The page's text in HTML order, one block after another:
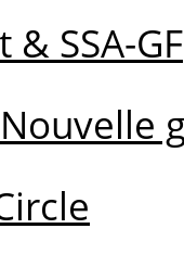
SSA-GF
Nouvelle